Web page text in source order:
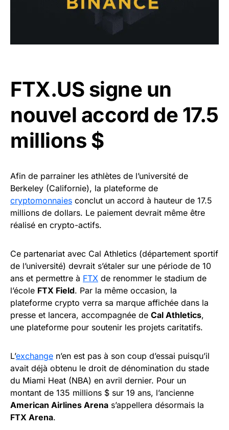
FTX.US signe un
nouvel accord de 17.5
millions $
Afin de parrainer les athlètes de l’université de
Berkeley (Californie), la plateforme de
cryptomonnaies conclut un accord à hauteur de 17.5
millions de dollars. Le paiement devrait même être
réalisé en crypto-actifs.
Ce partenariat avec Cal Athletics (département sportif
de l’université) devrait s’étaler sur une période de 10
ans et permettre à FTX de renommer le stadium de
l’école FTX Field. Par la même occasion, la
plateforme crypto verra sa marque affichée dans la
presse et lancera, accompagnée de Cal Athletics,
une plateforme pour soutenir les projets caritatifs.
L’exchange n’en est pas à son coup d’essai puisqu’il
avait déjà obtenu le droit de dénomination du stade
du Miami Heat (NBA) en avril dernier. Pour un
montant de 135 millions $ sur 19 ans, l’ancienne
American Airlines Arena s’appellera désormais la
FTX Arena.